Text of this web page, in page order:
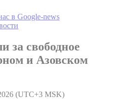
в Google-news
свободное
и Азовском
(UTC+3 MSK)